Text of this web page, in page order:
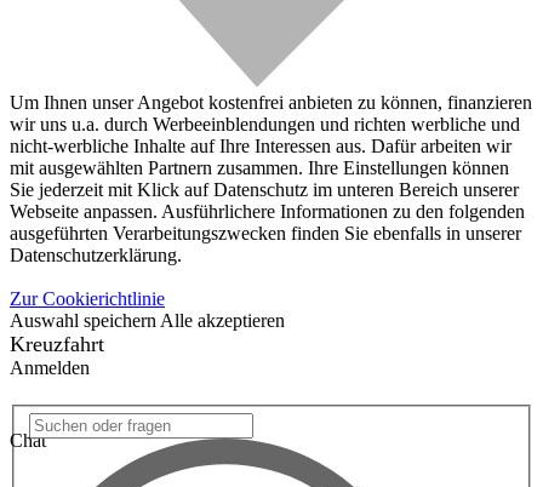
Um Ihnen unser Angebot kostenfrei anbieten zu können, finanzieren
wir uns u.a. durch Werbeeinblendungen und richten werbliche und
nicht-werbliche Inhalte auf Ihre Interessen aus. Dafür arbeiten wir
mit ausgewählten Partnern zusammen. Ihre Einstellungen können
Sie jederzeit mit Klick auf Datenschutz im unteren Bereich unserer
Webseite anpassen. Ausführlichere Informationen zu den folgenden
ausgeführten Verarbeitungszwecken finden Sie ebenfalls in unserer
Datenschutzerklärung.
Zur Cookierichtlinie
Auswahl speichern Alle akzeptieren
Kreuzfahrt
Anmelden
Chat